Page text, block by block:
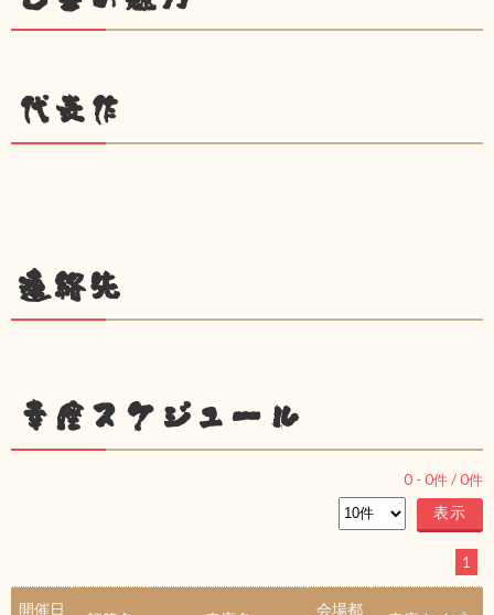
代表作
連絡先
幸座スケジュール
0 - 0件 /0件
1
開催日
会場都